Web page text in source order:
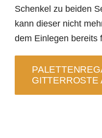
Individuelle
3D-Konfigurator
Schenkel zu beiden
kann dieser nicht
dem Einlegen bereits
GITTERROSTE